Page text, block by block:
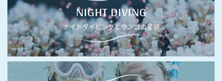
NIGHT DIVING
ナイトダイビングとサンゴの産卵